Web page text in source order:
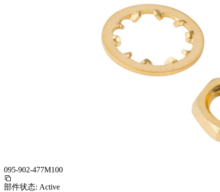
095-902-477M100
部件状态: Active